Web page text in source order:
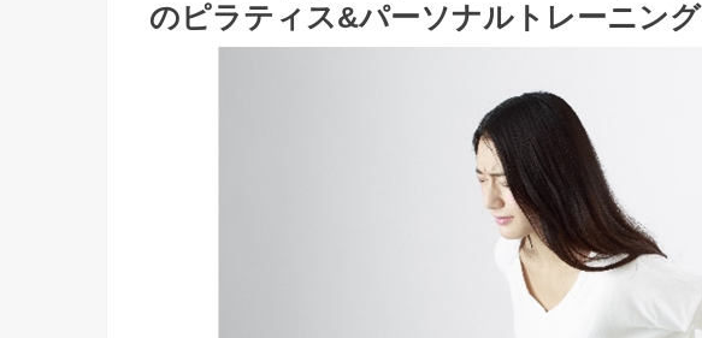
のピラティス&パーソナルトレーニング